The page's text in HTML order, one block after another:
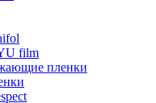
film
пленки